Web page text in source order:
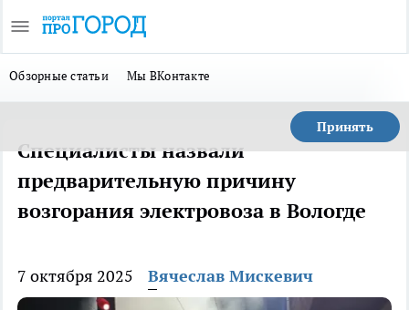
Обзорные статьи Мы ВКонтакте
Принять
Специалисты назвали
предварительную причину
возгорания электровоза в Вологде
7 октября 2025 Вячеслав Мискевич